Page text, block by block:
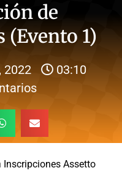
de
(Evento 1)
2022
03:10
Inscripciones Assetto